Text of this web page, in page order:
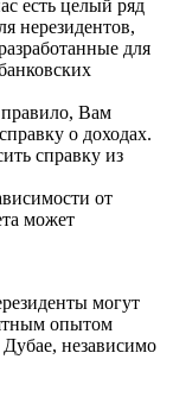
есть целый ряд
нерезидентов,
для
Вам
о доходах.
справку из
от
может
могут
опытом
Дубае, независимо